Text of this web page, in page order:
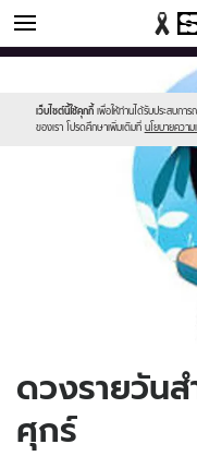
ดูดวง
เว็บไซต์นี้ใช้คุกกี้ เพื่อให้ท่านได้รับประสบกา
ของเรา โปรดศึกษาเพิ่มเติมที่ นโยบายควา
//s.isanook.com/sr/0/
sanook.png
//s.isanook.com/ho/0/ud/5/
ดวงรายวัน
ศุกร์